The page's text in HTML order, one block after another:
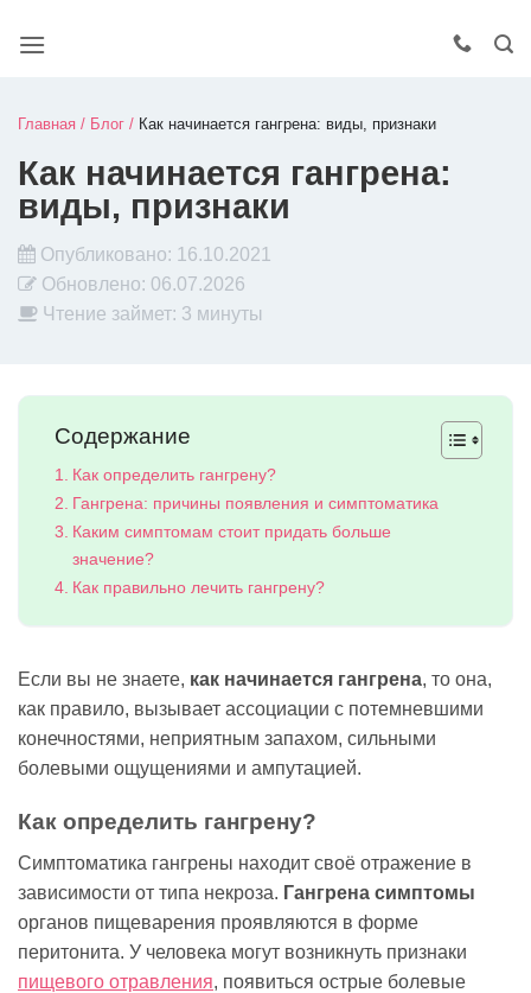
Главная / Блог / Как начинается гангрена: виды, признаки
Как начинается гангрена:
виды, признаки
Опубликовано: 16.10.2021
Обновлено: 06.07.2026
Чтение займет: 3 минуты
Содержание
Как определить гангрену?
Гангрена: причины появления и симптоматика
Каким симптомам стоит придать больше
значение?
Как правильно лечить гангрену?
Если вы не знаете, как начинается гангрена, то она,
как правило, вызывает ассоциации с потемневшими
конечностями, неприятным запахом, сильными
болевыми ощущениями и ампутацией.
Как определить гангрену?
Симптоматика гангрены находит своё отражение в
зависимости от типа некроза. Гангрена симптомы
органов пищеварения проявляются в форме
перитонита. У человека могут возникнуть признаки
пищевого отравления, появиться острые болевые